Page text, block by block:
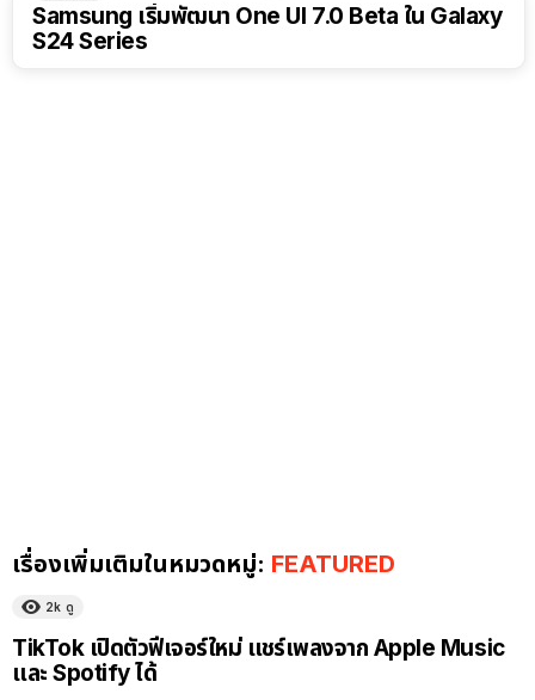
Samsung เริ่มพัฒนา One UI 7.0 Beta ใน Galaxy
S24 Series
เรื่องเพิ่มเติมในหมวดหมู่: FEATURED
2k ดู
TikTok เปิดตัวฟีเจอร์ใหม่ แชร์เพลงจาก Apple Music
และ Spotify ได้